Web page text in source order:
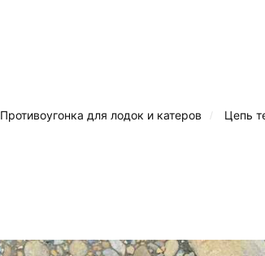
Противоугонка для лодок и катеров / Цепь